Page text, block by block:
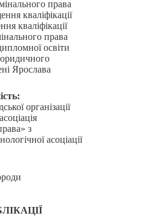
права
кваліфікації
кваліфікації
права
освіти
Ярослава
організації
з
асоціації